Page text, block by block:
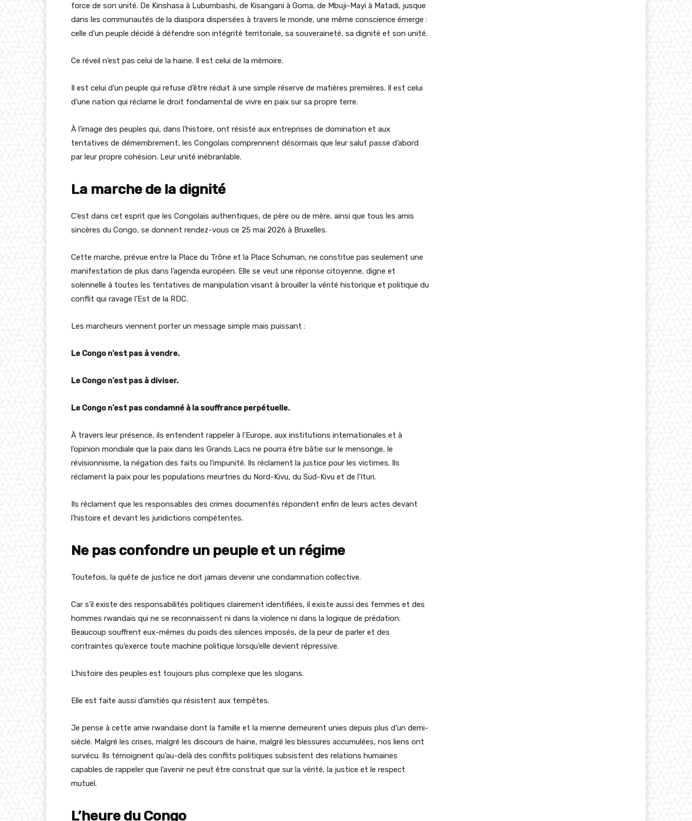
force de son unité. De Kinshasa à Lubumbashi, de Kisangani à Goma, de Mbuji-Mayi à Matadi, jusque
dans les communautés de la diaspora dispersées à travers le monde, une même conscience émerge :
celle d’un peuple décidé à défendre son intégrité territoriale, sa souveraineté, sa dignité et son unité.
Ce réveil n’est pas celui de la haine. Il est celui de la mémoire.
Il est celui d’un peuple qui refuse d’être réduit à une simple réserve de matières premières. Il est celui
d’une nation qui réclame le droit fondamental de vivre en paix sur sa propre terre.
À l’image des peuples qui, dans l’histoire, ont résisté aux entreprises de domination et aux
tentatives de démembrement, les Congolais comprennent désormais que leur salut passe d’abord
par leur propre cohésion. Leur unité inébranlable.
La marche de la dignité
C’est dans cet esprit que les Congolais authentiques, de père ou de mère, ainsi que tous les amis
sincères du Congo, se donnent rendez-vous ce 25 mai 2026 à Bruxelles.
Cette marche, prévue entre la Place du Trône et la Place Schuman, ne constitue pas seulement une
manifestation de plus dans l’agenda européen. Elle se veut une réponse citoyenne, digne et
solennelle à toutes les tentatives de manipulation visant à brouiller la vérité historique et politique du
conflit qui ravage l’Est de la RDC.
Les marcheurs viennent porter un message simple mais puissant :
Le Congo n’est pas à vendre.
Le Congo n’est pas à diviser.
Le Congo n’est pas condamné à la souffrance perpétuelle.
À travers leur présence, ils entendent rappeler à l’Europe, aux institutions internationales et à
l’opinion mondiale que la paix dans les Grands Lacs ne pourra être bâtie sur le mensonge, le
révisionnisme, la négation des faits ou l’impunité. Ils réclament la justice pour les victimes. Ils
réclament la paix pour les populations meurtries du Nord-Kivu, du Sud-Kivu et de l’Ituri.
Ils réclament que les responsables des crimes documentés répondent enfin de leurs actes devant
l’histoire et devant les juridictions compétentes.
Ne pas confondre un peuple et un régime
Toutefois, la quête de justice ne doit jamais devenir une condamnation collective.
Car s’il existe des responsabilités politiques clairement identifiées, il existe aussi des femmes et des
hommes rwandais qui ne se reconnaissent ni dans la violence ni dans la logique de prédation.
Beaucoup souffrent eux-mêmes du poids des silences imposés, de la peur de parler et des
contraintes qu’exerce toute machine politique lorsqu’elle devient répressive.
L’histoire des peuples est toujours plus complexe que les slogans.
Elle est faite aussi d’amitiés qui résistent aux tempêtes.
Je pense à cette amie rwandaise dont la famille et la mienne demeurent unies depuis plus d’un demi-
siècle. Malgré les crises, malgré les discours de haine, malgré les blessures accumulées, nos liens ont
survécu. Ils témoignent qu’au-delà des conflits politiques subsistent des relations humaines
capables de rappeler que l’avenir ne peut être construit que sur la vérité, la justice et le respect
mutuel.
L’heure du Congo